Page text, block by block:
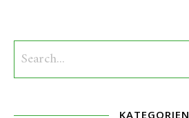
KATEGORIEN